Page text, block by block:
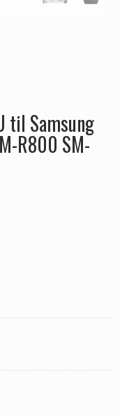
til Samsung
R800 SM-